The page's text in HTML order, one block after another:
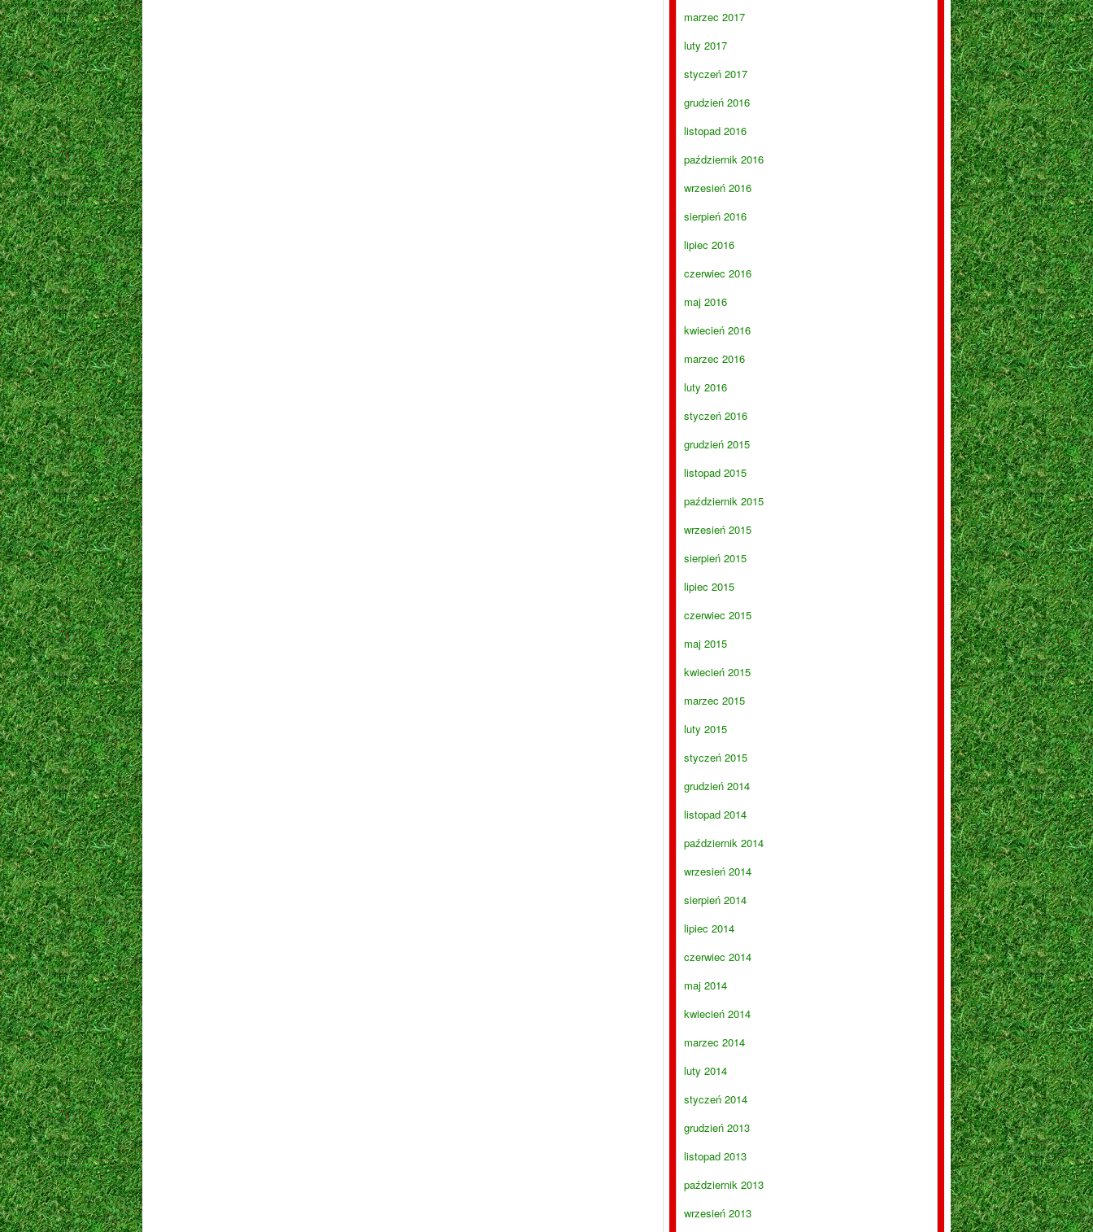
marzec 2017
luty 2017
styczeń 2017
grudzień 2016
listopad 2016
październik 2016
wrzesień 2016
sierpień 2016
lipiec 2016
czerwiec 2016
maj 2016
kwiecień 2016
marzec 2016
luty 2016
styczeń 2016
grudzień 2015
listopad 2015
październik 2015
wrzesień 2015
sierpień 2015
lipiec 2015
czerwiec 2015
maj 2015
kwiecień 2015
marzec 2015
luty 2015
styczeń 2015
grudzień 2014
listopad 2014
październik 2014
wrzesień 2014
sierpień 2014
lipiec 2014
czerwiec 2014
maj 2014
kwiecień 2014
marzec 2014
luty 2014
styczeń 2014
grudzień 2013
listopad 2013
październik 2013
wrzesień 2013